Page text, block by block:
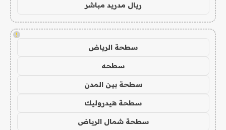
ريال مدريد مباشر
!
سطحة الرياض
سطحه
سطحة بين المدن
سطحة هيدروليك
سطحة شمال الرياض